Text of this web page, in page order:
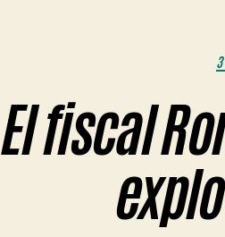
El fiscal